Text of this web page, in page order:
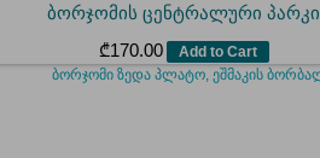
ბორჯომის ცენტრალური პარკი
₾170.00 Add to Cart